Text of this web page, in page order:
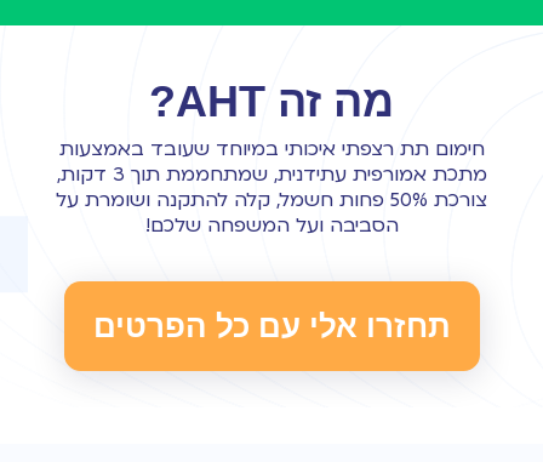
מה זה AHT?
חימום תת רצפתי איכותי במיוחד שעובד באמצעות
מתכת אמורפית עתידנית, שמתחממת תוך 3 דקות,
צורכת 50% פחות חשמל, קלה להתקנה ושומרת על
הסביבה ועל המשפחה שלכם!
תחזרו אלי עם כל הפרטים